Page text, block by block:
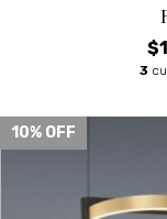
3
10% OFF